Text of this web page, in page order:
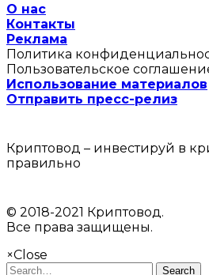
О нас
Контакты
Реклама
Политика
Пользовательское
Использование материалов
Отправить пресс-релиз
Криптовод – инвестируй в
правильно
© 2018-2021 Криптовод.
Все права защищены.
×Close
Search